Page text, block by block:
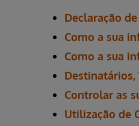
Declaração
Como a sua
Como a sua
Destinatários,
Controlar as
Utilização de